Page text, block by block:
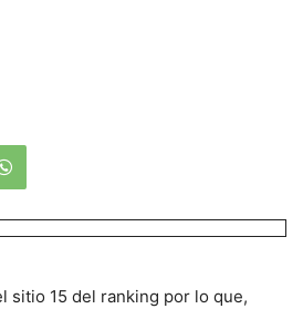
sitio 15 del ranking por lo que,